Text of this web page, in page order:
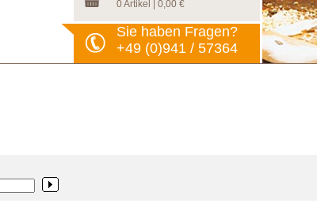
0 Artikel | 0,00 €
Sie haben Fragen?
+49 (0)941 / 57364